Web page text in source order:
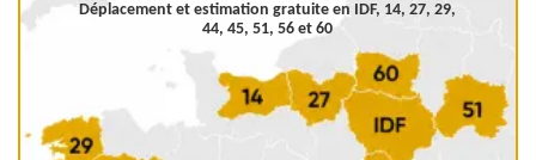
Déplacement et estimation gratuite en IDF, 14, 27, 29,
44, 45, 51, 56 et 60